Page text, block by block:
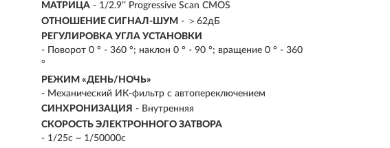
МАТРИЦА - 1/2.9’’ Progressive Scan CMOS
ОТНОШЕНИЕ СИГНАЛ-ШУМ - ＞62дБ
РЕГУЛИРОВКА УГЛА УСТАНОВКИ
- Поворот 0 ° - 360 °; наклон 0 ° - 90 °; вращение 0 ° - 360
°
РЕЖИМ «ДЕНЬ/НОЧЬ»
- Механический ИК-фильтр с автопереключением
СИНХРОНИЗАЦИЯ - Внутренняя
СКОРОСТЬ ЭЛЕКТРОННОГО ЗАТВОРА
- 1/25с ~ 1/50000с